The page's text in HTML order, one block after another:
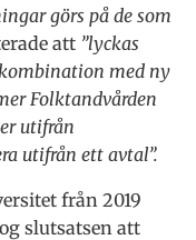
görs på de som
att ”lyckas
med ny
Folktandvården
utifrån
utifrån ett avtal”.
från 2019
slutsatsen att